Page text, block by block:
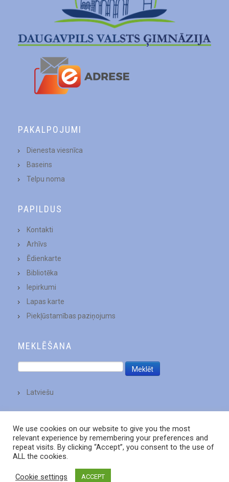
PAKALPOJUMI
Dienesta viesnīca
Baseins
Telpu noma
PAPILDUS
Kontakti
Arhīvs
Ēdienkarte
Bibliotēka
Iepirkumi
Lapas karte
Piekļūstamības paziņojums
MEKLĒŠANA
Latviešu
We use cookies on our website to give you the most
relevant experience by remembering your preferences and
repeat visits. By clicking “Accept”, you consent to the use of
ALL the cookies.
Cookie settings ACCEPT